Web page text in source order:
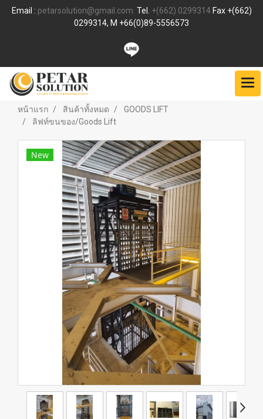
Email : petarsolution@gmail.com Tel. +(662) 0299314Fax +(662)
0299314, M +66(0)89-5556573
หน้าแรก สินค้าทั้งหมด
GOODS LIFT
ลิฟท์ขนของ/Goods Lift
New